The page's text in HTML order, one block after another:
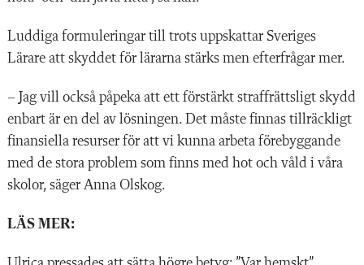
Luddiga formuleringar till trots uppskattar Sveriges
Lärare att skyddet för lärarna stärks men efterfrågar mer.
– Jag vill också påpeka att ett förstärkt straffrättsligt skydd
enbart är en del av lösningen. Det måste finnas tillräckligt
finansiella resurser för att vi kunna arbeta förebyggande
med de stora problem som finns med hot och våld i våra
skolor, säger Anna Olskog.
LÄS MER: